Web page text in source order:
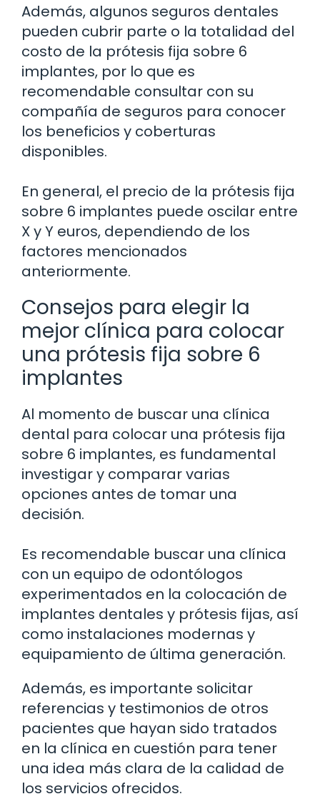
Además, algunos seguros dentales
pueden cubrir parte o la totalidad del
costo de la prótesis fija sobre 6
implantes, por lo que es
recomendable consultar con su
compañía de seguros para conocer
los beneficios y coberturas
disponibles.
En general, el precio de la prótesis fija
sobre 6 implantes puede oscilar entre
X y Y euros, dependiendo de los
factores mencionados
anteriormente.
Consejos para elegir la
mejor clínica para colocar
una prótesis fija sobre 6
implantes
Al momento de buscar una clínica
dental para colocar una prótesis fija
sobre 6 implantes, es fundamental
investigar y comparar varias
opciones antes de tomar una
decisión.
Es recomendable buscar una clínica
con un equipo de odontólogos
experimentados en la colocación de
implantes dentales y prótesis fijas, así
como instalaciones modernas y
equipamiento de última generación.
Además, es importante solicitar
referencias y testimonios de otros
pacientes que hayan sido tratados
en la clínica en cuestión para tener
una idea más clara de la calidad de
los servicios ofrecidos.